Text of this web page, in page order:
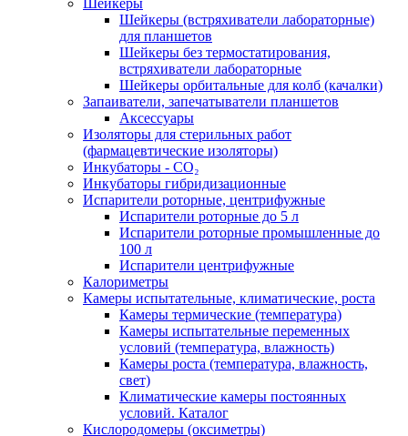
Шейкеры
Шейкеры (встряхиватели лабораторные)
для планшетов
Шейкеры без термостатирования,
встряхиватели лабораторные
Шейкеры орбитальные для колб (качалки)
Запаиватели, запечатыватели планшетов
Аксессуары
Изоляторы для стерильных работ
(фармацевтические изоляторы)
Инкубаторы - CO₂
Инкубаторы гибридизационные
Испарители роторные, центрифужные
Испарители роторные до 5 л
Испарители роторные промышленные до
100 л
Испарители центрифужные
Калориметры
Камеры испытательные, климатические, роста
Камеры термические (температура)
Камеры испытательные переменных
условий (температура, влажность)
Камеры роста (температура, влажность,
свет)
Климатические камеры постоянных
условий. Каталог
Кислородомеры (оксиметры)